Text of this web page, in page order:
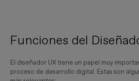
Funciones del
El diseñador UX tiene un papel muy
proceso de desarrollo digital. Estas son